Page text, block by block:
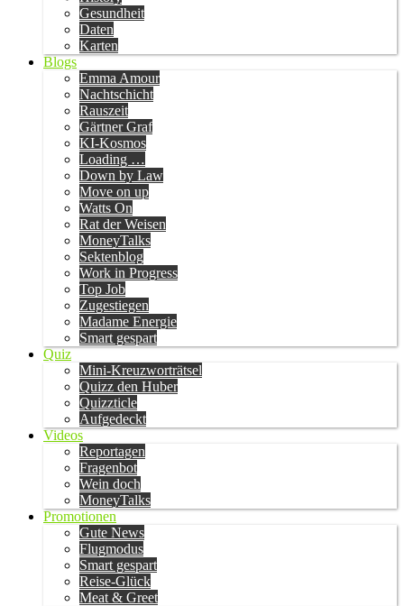
Gesundheit
Daten
Karten
Blogs
Emma Amour
Nachtschicht
Rauszeit
Gärtner Graf
KI-Kosmos
Loading …
Down by Law
Move on up
Watts On
Rat der Weisen
MoneyTalks
Sektenblog
Work in Progress
Top Job
Zugestiegen
Madame Energie
Smart gespart
Quiz
Mini-Kreuzworträtsel
Quizz den Huber
Quizzticle
Aufgedeckt
Videos
Reportagen
Fragenbot
Wein doch
MoneyTalks
Promotionen
Gute News
Flugmodus
Smart gespart
Reise-Glück
Meat & Greet